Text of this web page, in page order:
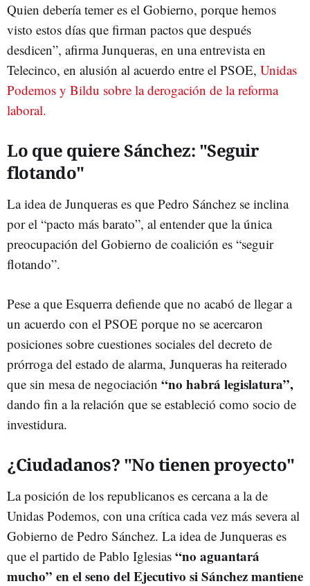
Quien debería temer es el Gobierno, porque hemos
visto estos días que firman pactos que después
desdicen”, afirma Junqueras, en una entrevista en
Telecinco, en alusión al acuerdo entre el PSOE, Unidas
Podemos y Bildu sobre la derogación de la reforma
laboral.
Lo que quiere Sánchez: "Seguir
flotando"
La idea de Junqueras es que Pedro Sánchez se inclina
por el “pacto más barato”, al entender que la única
preocupación del Gobierno de coalición es “seguir
flotando”.
Pese a que Esquerra defiende que no acabó de llegar a
un acuerdo con el PSOE porque no se acercaron
posiciones sobre cuestiones sociales del decreto de
prórroga del estado de alarma, Junqueras ha reiterado
que sin mesa de negociación “no habrá legislatura”,
dando fin a la relación que se estableció como socio de
investidura.
¿Ciudadanos? "No tienen proyecto"
La posición de los republicanos es cercana a la de
Unidas Podemos, con una crítica cada vez más severa al
Gobierno de Pedro Sánchez. La idea de Junqueras es
que el partido de Pablo Iglesias “no aguantará
mucho” en el seno del Ejecutivo si Sánchez mantiene